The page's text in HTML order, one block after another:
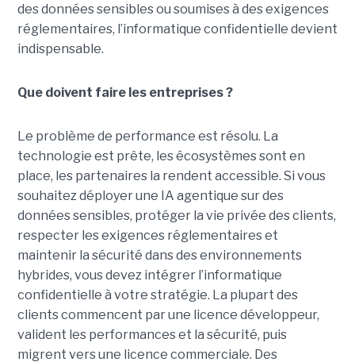
des données sensibles ou soumises à des exigences
réglementaires, l’informatique confidentielle devient
indispensable.
Que doivent faire les entreprises ?
Le problème de performance est résolu. La
technologie est prête, les écosystèmes sont en
place, les partenaires la rendent accessible. Si vous
souhaitez déployer une IA agentique sur des
données sensibles, protéger la vie privée des clients,
respecter les exigences réglementaires et
maintenir la sécurité dans des environnements
hybrides, vous devez intégrer l’informatique
confidentielle à votre stratégie. La plupart des
clients commencent par une licence développeur,
valident les performances et la sécurité, puis
migrent vers une licence commerciale. Des